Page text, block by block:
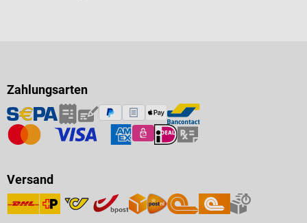
Zahlungsarten
Versand